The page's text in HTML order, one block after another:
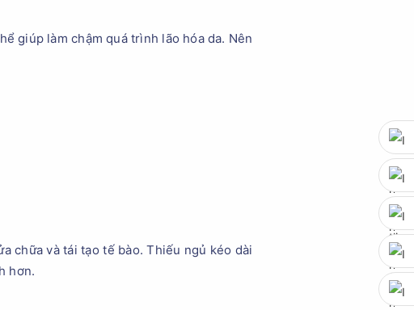
giúp làm chậm quá trình lão hóa da. Nên
chữa và tái tạo tế bào. Thiếu ngủ kéo dài
hơn.